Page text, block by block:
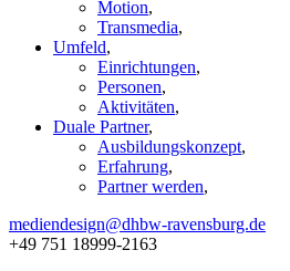
Motion,
Transmedia,
Umfeld,
Einrichtungen,
Personen,
Aktivitäten,
Duale Partner,
Ausbildungskonzept,
Erfahrung,
Partner werden,
mediendesign@dhbw-ravensburg.de
+49 751 18999-2163